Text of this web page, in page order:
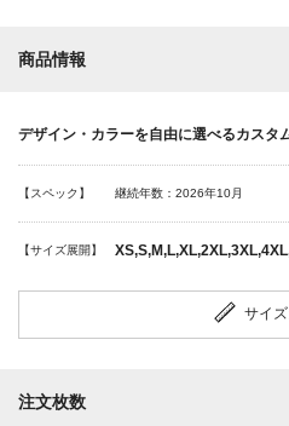
商品情報
デザイン・カラーを自由に選べるカスタ
【スペック】 継続年数：2026年10月
【サイズ展開】
サイ
注文枚数